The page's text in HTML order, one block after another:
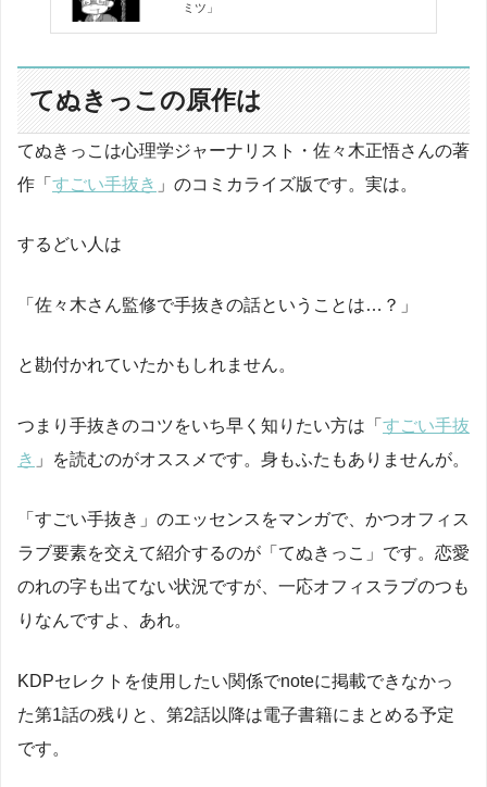
ミツ」
てぬきっこの原作は
てぬきっこは心理学ジャーナリスト・佐々木正悟さんの著
作「すごい手抜き 」のコミカライズ版です。実は。
するどい人は
「佐々木さん監修で手抜きの話ということは…？」
と勘付かれていたかもしれません。
つまり手抜きのコツをいち早く知りたい方は「すごい手抜
き 」を読むのがオススメです。身もふたもありませんが。
「すごい手抜き」のエッセンスをマンガで、かつオフィス
ラブ要素を交えて紹介するのが「てぬきっこ」です。恋愛
のれの字も出てない状況ですが、一応オフィスラブのつも
りなんですよ、あれ。
KDPセレクトを使用したい関係でnoteに掲載できなかっ
た第1話の残りと、第2話以降は電子書籍にまとめる予定
です。